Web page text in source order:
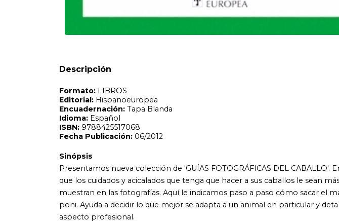
Descripción
Español
que los cuidados y acicalados que tenga que hacer a sus caballos le sean más fáciles siguiendo
poni. Ayuda a decidir lo que mejor se adapta a un animal en particular y detalla los toques de
aspecto profesional.